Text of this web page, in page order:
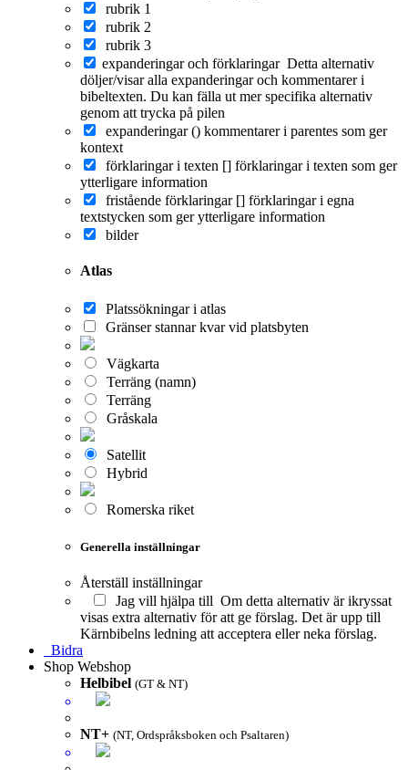
rubrik 1
rubrik 2
rubrik 3
expanderingar och förklaringar Detta alternativ
döljer/visar alla expanderingar och kommentarer i
bibeltexten. Du kan fälla ut mer specifika alternativ
genom att trycka på pilen
expanderingar () kommentarer i parentes som ger
kontext
förklaringar i texten [] förklaringar i texten som ger
ytterligare information
fristående förklaringar [] förklaringar i egna
textstycken som ger ytterligare information
bilder
Atlas
Platssökningar i atlas
Gränser stannar kvar vid platsbyten
Vägkarta
Terräng (namn)
Terräng
Gråskala
Satellit
Hybrid
Romerska riket
Generella inställningar
Återställ inställningar
Jag vill hjälpa till Om detta alternativ är ikryssat
visas extra alternativ för att ge förslag. Det är upp till
Kärnbibelns ledning att acceptera eller neka förslag.
Bidra
Shop Webshop
Helbibel (GT & NT)
NT+ (NT, Ordspråksboken och Psaltaren)